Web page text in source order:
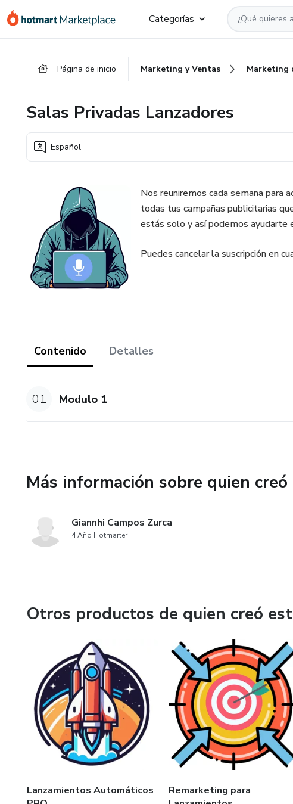
Categorías
Página de inicio Marketing y Ventas Marketing
Salas Privadas Lanzadores
Español
Nos reuniremos cada semana para
todas tus campañas publicitarias
estás solo y así podemos ayudarte
Puedes cancelar la suscripción en
Contenido Detalles
01 Modulo 1
Más información sobre quien
Giannhi Campos Zurca
4 Año Hotmarter
Otros productos de quien creó
Lanzamientos Automáticos
Remarketing para